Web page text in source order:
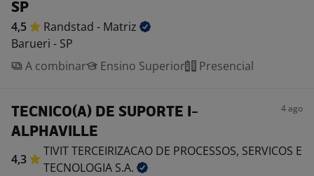
SP
4,5 Randstad - Matriz
Barueri - SP
A combinar
Ensino Superior Presencial
TECNICO(A) DE SUPORTE I-
ALPHAVILLE
4 ago
4,3
TIVIT TERCEIRIZACAO DE PROCESSOS, SERVICOS E
TECNOLOGIA S.A.